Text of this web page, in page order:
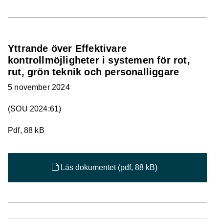
Yttrande över Effektivare
kontrollmöjligheter i systemen för rot,
rut, grön teknik och personalliggare
5 november 2024
(SOU 2024:61)
Pdf, 88 kB
Läs dokumentet (pdf, 88 kB)